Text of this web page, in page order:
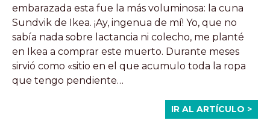
embarazada esta fue la más voluminosa: la cuna
Sundvik de Ikea. ¡Ay, ingenua de mí! Yo, que no
sabía nada sobre lactancia ni colecho, me planté
en Ikea a comprar este muerto. Durante meses
sirvió como «sitio en el que acumulo toda la ropa
que tengo pendiente…
IR AL ARTÍCULO >